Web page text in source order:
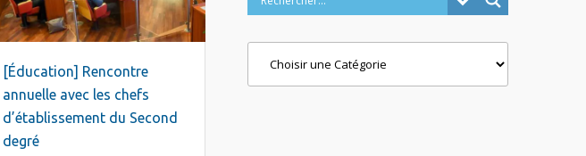
[Éducation] Rencontre
annuelle avec les chefs
d’établissement du Second
degré